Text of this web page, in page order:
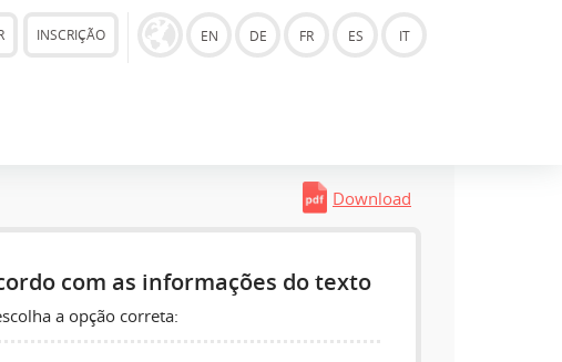
INSCRIÇÃO EN DE FR ES IT
Download
com as informações do texto
a opção correta: